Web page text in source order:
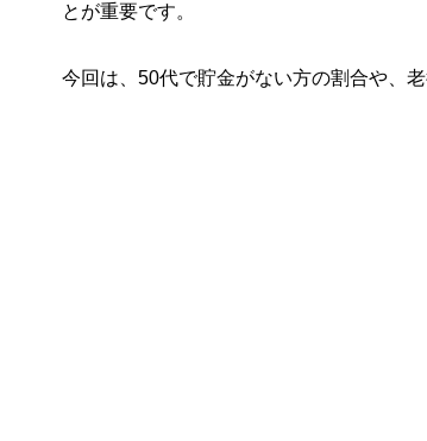
とが重要です。
今回は、50代で貯金がない方の割合や、